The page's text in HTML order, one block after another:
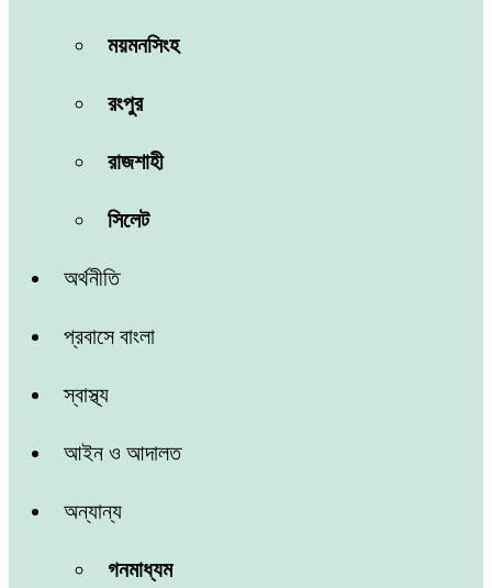
ময়মনসিংহ
রংপুর
রাজশাহী
সিলেট
অর্থনীতি
প্রবাসে বাংলা
স্বাস্থ্য
আইন ও আদালত
অন্যান্য
গনমাধ্যম